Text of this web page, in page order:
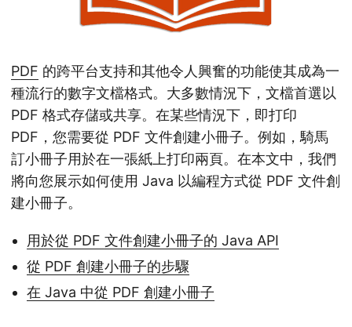
PDF 的跨平台支持和其他令人興奮的功能使其成為一
種流行的數字文檔格式。大多數情況下，文檔首選以
PDF 格式存儲或共享。在某些情況下，即打印
PDF，您需要從 PDF 文件創建小冊子。例如，騎馬
訂小冊子用於在一張紙上打印兩頁。在本文中，我們
將向您展示如何使用 Java 以編程方式從 PDF 文件創
建小冊子。
用於從 PDF 文件創建小冊子的 Java API
從 PDF 創建小冊子的步驟
在 Java 中從 PDF 創建小冊子